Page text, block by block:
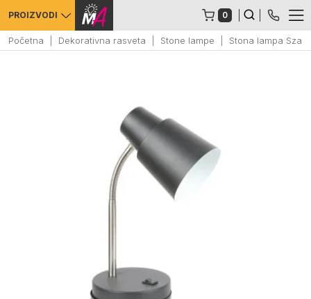
PROIZVODI 0
Početna Dekorativna rasveta Stone lampe Stona lampa